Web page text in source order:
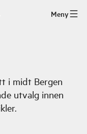
Meny
i midt Bergen
utvalg innen